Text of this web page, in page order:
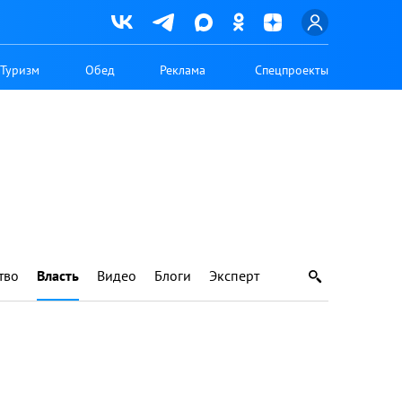
Туризм Обед Реклама Спецпроекты
Власть Видео Блоги Эксперт